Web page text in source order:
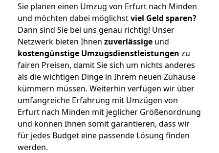
Sie planen einen Umzug von Erfurt nach Minden
und möchten dabei möglichstviel Geld sparen?
Dann sind Sie bei uns genau richtig! Unser
Netzwerk bieten Ihnen zuverlässige und
kostengünstige Umzugsdienstleistungen zu
fairen Preisen, damit Sie sich um nichts anderes
als die wichtigen Dinge in Ihrem neuen Zuhause
kümmern müssen. Weiterhin verfügen wir über
umfangreiche Erfahrung mit Umzügen von
Erfurt nach Minden mit jeglicher Größenordnung
und können Ihnen somit garantieren, dass wir
für jedes Budget eine passende Lösung finden
werden.